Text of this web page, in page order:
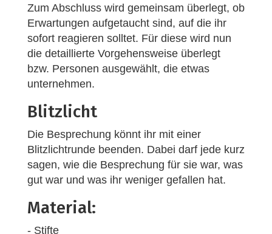
Zum Abschluss wird gemeinsam überlegt, ob
Erwartungen aufgetaucht sind, auf die ihr
sofort reagieren solltet. Für diese wird nun
die detaillierte Vorgehensweise überlegt
bzw. Personen ausgewählt, die etwas
unternehmen.
Blitzlicht
Die Besprechung könnt ihr mit einer
Blitzlichtrunde beenden. Dabei darf jede kurz
sagen, wie die Besprechung für sie war, was
gut war und was ihr weniger gefallen hat.
Material:
- Stifte